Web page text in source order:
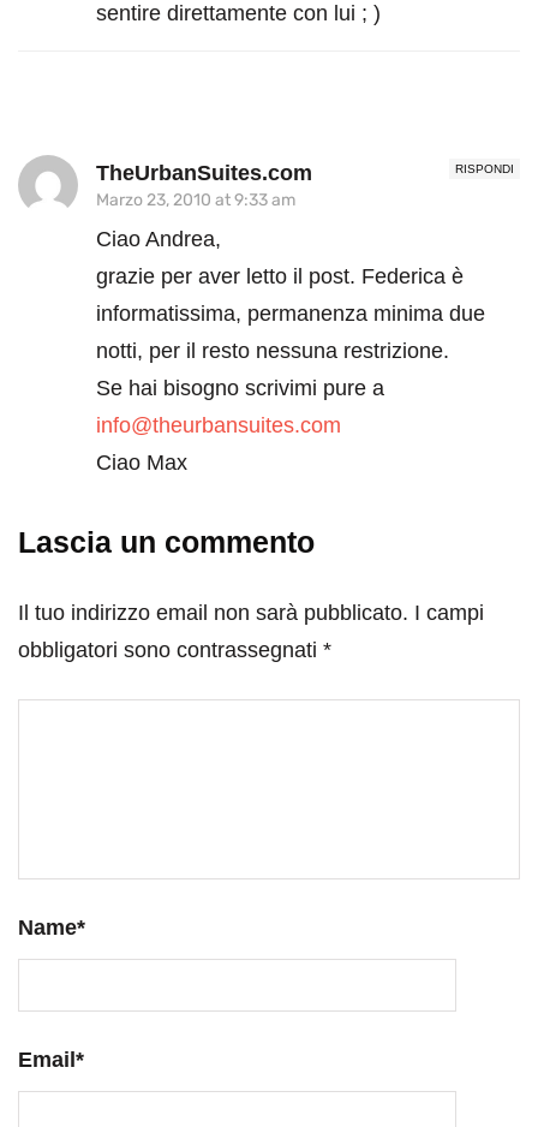
sentire direttamente con lui ; )
RISPONDI
TheUrbanSuites.com
Marzo 23, 2010 at 9:33 am
Ciao Andrea,
grazie per aver letto il post. Federica è
informatissima, permanenza minima due
notti, per il resto nessuna restrizione.
Se hai bisogno scrivimi pure a
info@theurbansuites.com
Ciao Max
Lascia un commento
Il tuo indirizzo email non sarà pubblicato. I campi
obbligatori sono contrassegnati *
Name*
Email *